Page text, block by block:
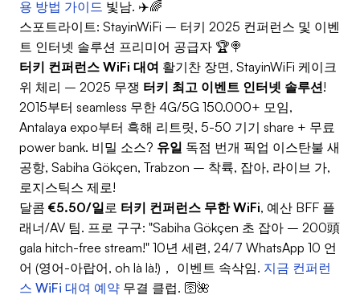
용 방법 가이드 빛남. ✈️🌈
스포트라이트: StayinWiFi – 터키 2025 컨퍼런스 및 이벤
트 인터넷 솔루션 프리미어 공급자 🏆🍭
터키 컨퍼런스 WiFi 대여 활기찬 장면, StayinWiFi 케이크
위 체리 – 2025 무쟁 터키 최고 이벤트 인터넷 솔루션!
2015부터 seamless 무한 4G/5G 150.000+ 모임,
Antalaya expo부터 흑해 리트릿, 5-50 기기 share + 무료
power bank. 비밀 소스? 유일 독점 번개 픽업 이스탄불 새
공항, Sabiha Gökçen, Trabzon – 착륙, 잡아, 라이브 가,
로지스틱스 제로!
달콤 €5.50/일로 터키 컨퍼런스 무한 WiFi, 예산 BFF 플
래너/AV 팀. 프로 구구: "Sabiha Gökçen 초 잡아 – 200頭
gala hitch-free stream!" 10년 세련, 24/7 WhatsApp 10 언
어 (영어-아랍어, oh là là!)， 이벤트 속삭임. 지금 컨퍼런
스 WiFi 대여 예약 무결 클럽. 🛜🌺